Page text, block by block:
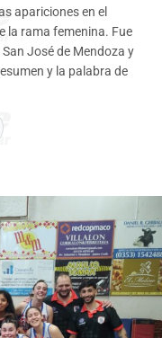
apariciones en el
la rama femenina. Fue
José de Mendoza y
y la palabra de